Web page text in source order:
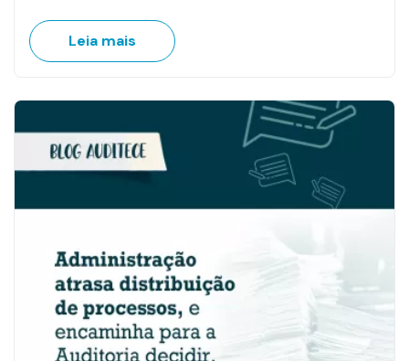
Leia mais